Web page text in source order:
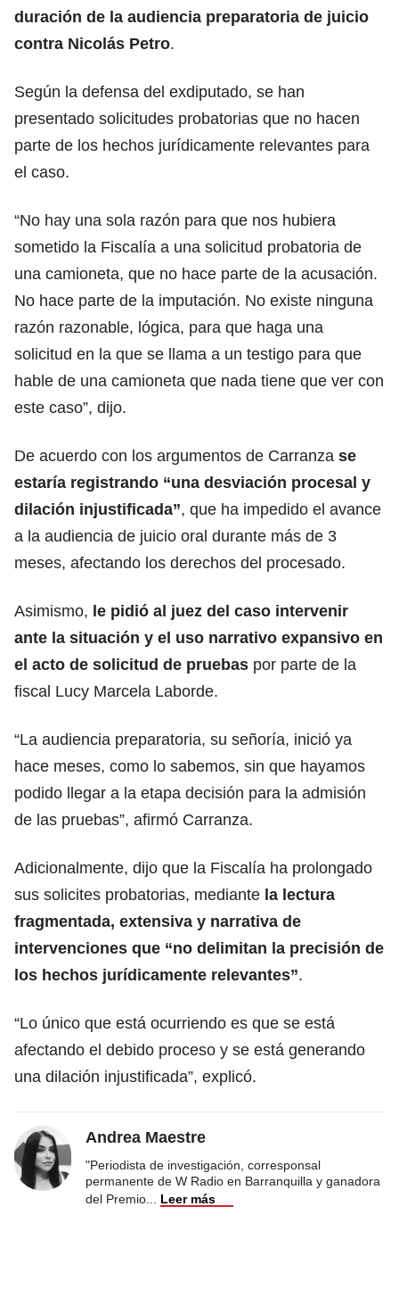
duración de la audiencia preparatoria de juicio
contra Nicolás Petro.
Según la defensa del exdiputado, se han
presentado solicitudes probatorias que no hacen
parte de los hechos jurídicamente relevantes para
el caso.
“No hay una sola razón para que nos hubiera
sometido la Fiscalía a una solicitud probatoria de
una camioneta, que no hace parte de la acusación.
No hace parte de la imputación. No existe ninguna
razón razonable, lógica, para que haga una
solicitud en la que se llama a un testigo para que
hable de una camioneta que nada tiene que ver con
este caso”, dijo.
De acuerdo con los argumentos de Carranza se
estaría registrando “una desviación procesal y
dilación injustificada”, que ha impedido el avance
a la audiencia de juicio oral durante más de 3
meses, afectando los derechos del procesado.
Asimismo, le pidió al juez del caso intervenir
ante la situación y el uso narrativo expansivo en
el acto de solicitud de pruebas por parte de la
fiscal Lucy Marcela Laborde.
“La audiencia preparatoria, su señoría, inició ya
hace meses, como lo sabemos, sin que hayamos
podido llegar a la etapa decisión para la admisión
de las pruebas”, afirmó Carranza.
Adicionalmente, dijo que la Fiscalía ha prolongado
sus solicites probatorias, mediante la lectura
fragmentada, extensiva y narrativa de
intervenciones que “no delimitan la precisión de
los hechos jurídicamente relevantes”.
“Lo único que está ocurriendo es que se está
afectando el debido proceso y se está generando
una dilación injustificada”, explicó.
Andrea Maestre
"Periodista de investigación, corresponsal
permanente de W Radio en Barranquilla y ganadora
del Premio
Leer más